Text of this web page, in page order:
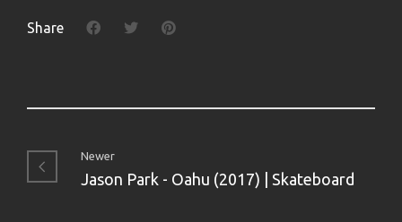
Share
Newer
Jason Park - Oahu (2017) | Skateboard